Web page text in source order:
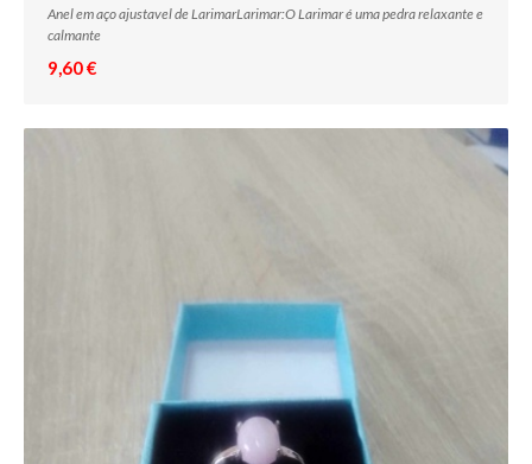
Anel em aço ajustavel de LarimarLarimar:O Larimar é uma pedra relaxante e
calmante
9,60 €